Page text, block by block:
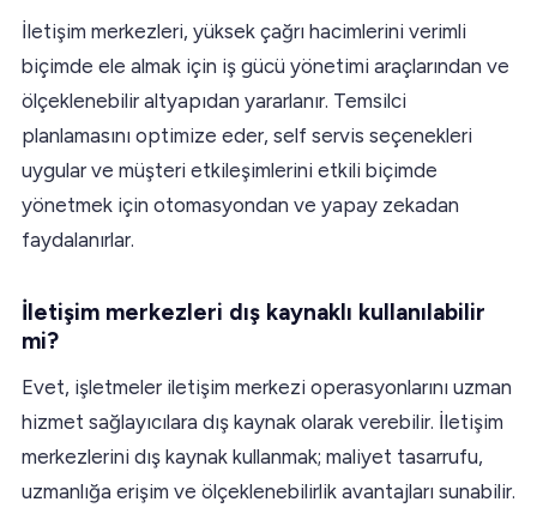
İletişim merkezleri, yüksek çağrı hacimlerini verimli
biçimde ele almak için iş gücü yönetimi araçlarından ve
ölçeklenebilir altyapıdan yararlanır. Temsilci
planlamasını optimize eder, self servis seçenekleri
uygular ve müşteri etkileşimlerini etkili biçimde
yönetmek için otomasyondan ve yapay zekadan
faydalanırlar.
İletişim merkezleri dış kaynaklı kullanılabilir
mi?
Evet, işletmeler iletişim merkezi operasyonlarını uzman
hizmet sağlayıcılara dış kaynak olarak verebilir. İletişim
merkezlerini dış kaynak kullanmak; maliyet tasarrufu,
uzmanlığa erişim ve ölçeklenebilirlik avantajları sunabilir.